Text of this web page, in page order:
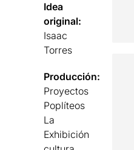
Idea
original:
Isaac
Torres
Producción:
Proyectos
Poplíteos
La
Exhibición